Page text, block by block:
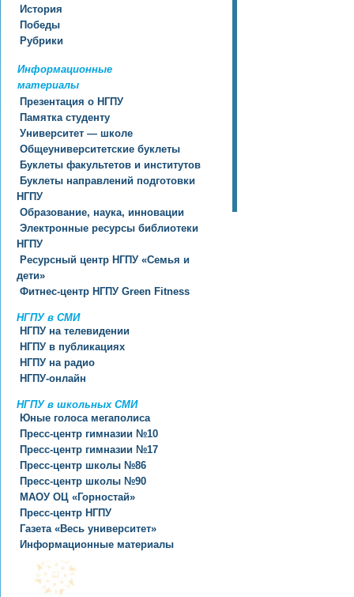
История
Победы
Рубрики
Информационные
материалы
Презентация о НГПУ
Памятка студенту
Университет — школе
Общеуниверситетские буклеты
Буклеты факультетов и институтов
Буклеты направлений подготовки
НГПУ
Образование, наука, инновации
Электронные ресурсы библиотеки
НГПУ
Ресурсный центр НГПУ «Семья и
дети»
Фитнес-центр НГПУ Green Fitness
НГПУ в СМИ
НГПУ на телевидении
НГПУ в публикациях
НГПУ на радио
НГПУ-онлайн
НГПУ в школьных СМИ
Юные голоса мегаполиса
Пресс-центр гимназии №10
Пресс-центр гимназии №17
Пресс-центр школы №86
Пресс-центр школы №90
МАОУ ОЦ «Горностай»
Пресс-центр НГПУ
Газета «Весь университет»
Информационные материалы